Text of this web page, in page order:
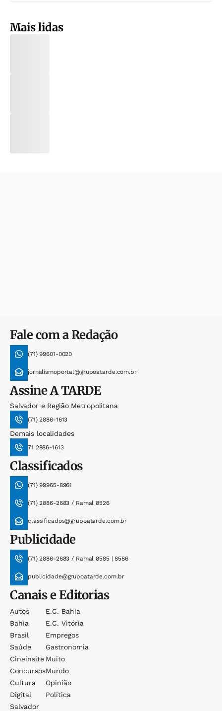
Mais lidas
Fale com a Redação
(71) 99601-0020
jornalismoportal@grupoatarde.com.br
AssineA TARDE
Salvador e Região Metropolitana
(71) 2886-1613
Demais localidades
71 2886-1613
Classificados
(71) 99965-8961
(71) 2886-2683 / Ramal 8526
classificados@grupoatarde.com.br
Publicidade
(71) 2886-2683 / Ramal 8585 | 8586
publicidade@grupoatarde.com.br
Canais e Editorias
Autos
Bahia
Brasil
Saúde
Cineinsite
Concursos
Cultura
Digital
Salvador
E.c. Bahia
E.c. Vitória
Empregos
Gastronomia
Muito
Mundo
Opinião
Política